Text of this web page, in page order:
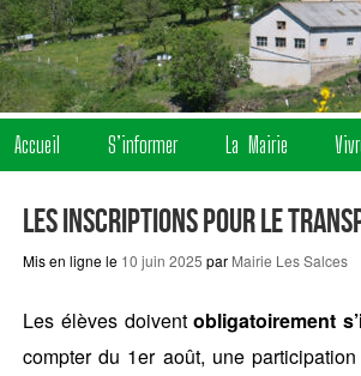
Menu
Fin du contenu
Accueil S’informer La Mairie
Les inscriptions pour le
Mis en ligne le 10 juin 2025 par Mairie Les Salces
Les élèves doiventobligatoirement
compter du 1er août, une